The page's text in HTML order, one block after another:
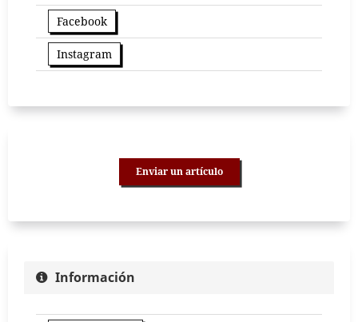
Facebook
Instagram
Enviar un artículo
Información